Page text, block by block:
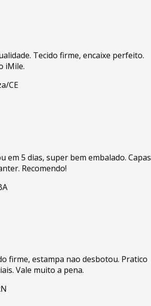
Tecido firme, encaixe perfeito.
iMile.
CE
em 5 dias, super bem embalado. Capas
Recomendo!
firme, estampa nao desbotou. Pratico
Vale muito a pena.